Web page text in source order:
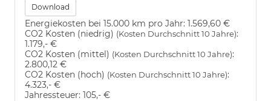
Download
Energiekosten bei 15.000 km pro Jahr: 1.569,60 €
CO2 Kosten (niedrig) (Kosten Durchschnitt 10 Jahre):
1.179,- €
CO2 Kosten (mittel) (Kosten Durchschnitt 10 Jahre):
2.800,12 €
CO2 Kosten (hoch) (Kosten Durchschnitt 10 Jahre):
4.323,- €
Jahressteuer: 105,- €